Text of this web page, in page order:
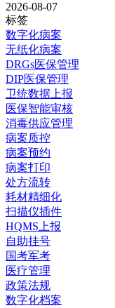
2026-08-07
标签
数字化病案
无纸化病案
DRGs医保管理
DIP医保管理
卫统数据上报
医保智能审核
消毒供应管理
病案质控
病案预约
病案打印
处方流转
耗材精细化
扫描仪插件
HQMS上报
自助挂号
国考军考
医疗管理
政策法规
数字化档案